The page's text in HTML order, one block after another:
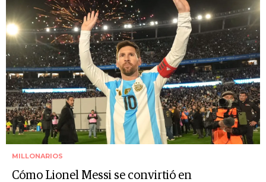
MILLONARIOS
Cómo Lionel Messi se convirtió en